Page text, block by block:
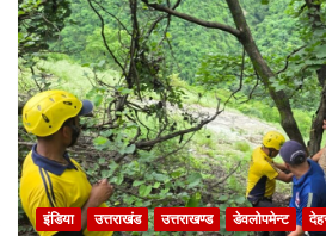
इंडिया उत्तराखंड उत्तराखण्ड डेवलोपमेन्ट